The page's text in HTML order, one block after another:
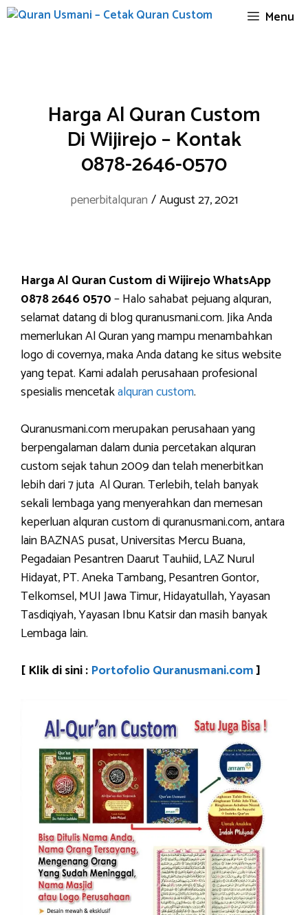
Skip
Menu
Harga Al Quran Custom
Di Wijirejo – Kontak
0878-2646-0570
penerbitalquran /August 27, 2021
Harga Al Quran Custom di Wijirejo WhatsApp
0878 2646 0570– Halo sahabat pejuang alquran,
selamat datang di blog quranusmani.com. Jika Anda
memerlukan Al Quran yang mampu menambahkan
logo di covernya, maka Anda datang ke situs website
yang tepat. Kami adalah perusahaan profesional
spesialis mencetakalquran custom.
Quranusmani.com merupakan perusahaan yang
berpengalaman dalam dunia percetakan alquran
custom sejak tahun 2009 dan telah menerbitkan
lebih dari 7 juta Al Quran. Terlebih, telah banyak
sekali lembaga yang menyerahkan dan memesan
keperluan alquran custom di quranusmani.com, antara
lain BAZNAS pusat, Universitas Mercu Buana,
Pegadaian Pesantren Daarut Tauhiid, LAZ Nurul
Hidayat, PT. Aneka Tambang, Pesantren Gontor,
Telkomsel, MUI Jawa Timur, Hidayatullah, Yayasan
Tasdiqiyah, Yayasan Ibnu Katsir dan masih banyak
Lembaga lain.
[ Klik di sini : Portofolio Quranusmani.com]